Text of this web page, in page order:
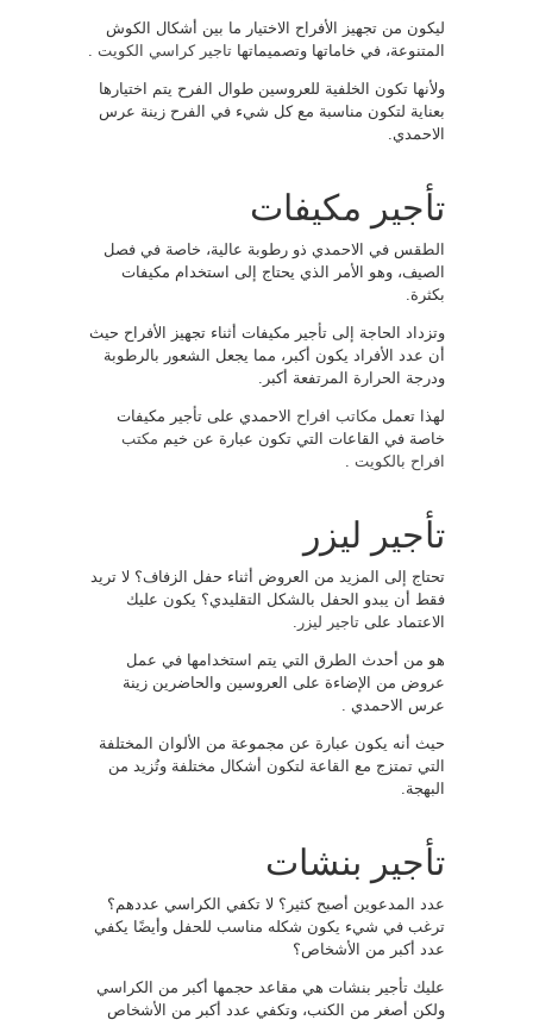
ليكون من تجهيز الأفراح الاختيار ما بين أشكال الكوش
المتنوعة، في خاماتها وتصميماتها تاجير كراسي الكويت
ولأنها تكون الخلفية للعروسين طوال الفرح يتم اختيارها
بعناية لتكون مناسبة مع كل شيء في الفرح زينة عرس
الاحمدي.
تأجير مكيفات
الطقس في الاحمدي ذو رطوبة عالية، خاصة في فصل
الصيف، وهو الأمر الذي يحتاج إلى استخدام مكيفات
بكثرة.
وتزداد الحاجة إلى تأجير مكيفات أثناء تجهيز الأفراح حيث
أن عدد الأفراد يكون أكبر، مما يجعل الشعور بالرطوبة
ودرجة الحرارة المرتفعة أكبر.
لهذا تعمل مكاتب افراح الاحمدي على تأجير مكيفات
خاصة في القاعات التي تكون عبارة عن خيم مكتب
افراح بالكويت
تأجير ليزر
تحتاج إلى المزيد من العروض أثناء حفل الزفاف؟ لا تريد
فقط أن يبدو الحفل بالشكل التقليدي؟ يكون عليك
الاعتماد على تاجير ليزر
هو من أحدث الطرق التي يتم استخدامها في عمل
عروض من الإضاءة على العروسين والحاضرين زينة
عرس الاحمدي .
حيث أنه يكون عبارة عن مجموعة من الألوان المختلفة
التي تمتزج مع القاعة لتكون أشكال مختلفة وتُزيد من
البهجة.
تأجير بنشات
عدد المدعوين أصبح كثير؟ لا تكفي الكراسي عددهم؟
ترغب في شيء يكون شكله مناسب للحفل وأيضًا يكفي
عدد أكبر من الأشخاص؟
عليك تأجير بنشات هي مقاعد حجمها أكبر من الكراسي
ولكن أصغر من الكنب، وتكفي عدد أكبر من الأشخاص